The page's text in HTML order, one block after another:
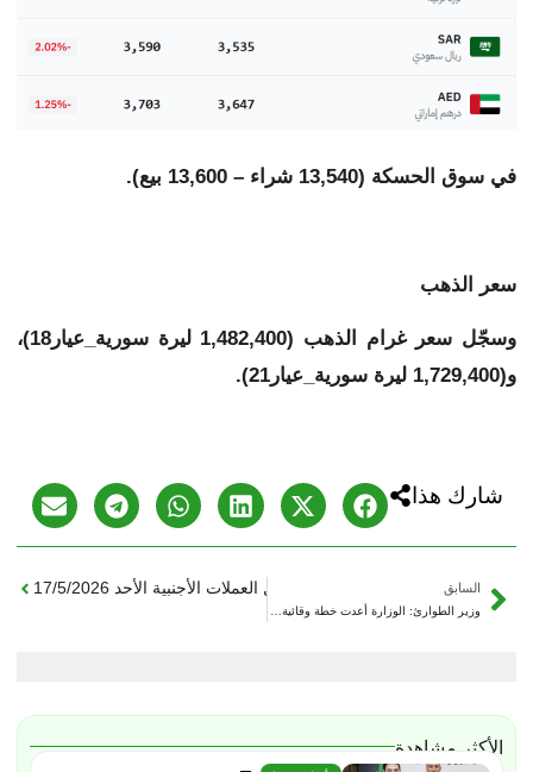
في سوق الحسكة (13,540 شراء – 13,600 بيع).
سعر الذهب
وسجّل سعر غرام الذهب (1,482,400 ليرة سورية_عيار18)،
و(1,729,400 ليرة سورية_عيار21).
شارك هذا
السابق
وزير الطوارئ: الوزارة أعدت خطة وقائية متكاملة لمواجهة حرائق الغابات وحماية موسم الحصاد
التاليأسعار الليرة السورية مقابل العملات الأجنبية الأحد 17/5/2026
الأكثر مشاهدة